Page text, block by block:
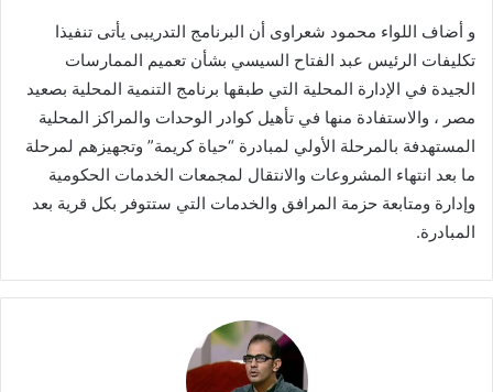
و أضاف اللواء محمود شعراوى أن البرنامج التدريبى يأتى تنفيذا
تكليفات الرئيس عبد الفتاح السيسي بشأن تعميم الممارسات
الجيدة في الإدارة المحلية التي طبقها برنامج التنمية المحلية بصعيد
مصر ، والاستفادة منها في تأهيل كوادر الوحدات والمراكز المحلية
المستهدفة بالمرحلة الأولي لمبادرة “حياة كريمة” وتجهيزهم لمرحلة
ما بعد انتهاء المشروعات والانتقال لمجمعات الخدمات الحكومية
وإدارة ومتابعة حزمة المرافق والخدمات التي ستتوفر بكل قرية بعد
المبادرة.